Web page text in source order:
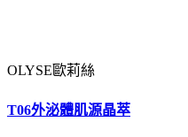
OLYSE歐莉絲
T06外泌體肌源晶萃